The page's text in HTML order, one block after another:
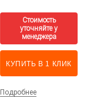
КУПИТЬ В 1 КЛИК
Подробнее